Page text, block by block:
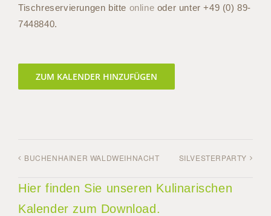
Tischreservierungen bitte online oder unter +49 (0) 89-
7448840.
ZUM KALENDER HINZUFÜGEN
BUCHENHAINER WALDWEIHNACHT SILVESTERPARTY
Hier finden Sie unseren Kulinarischen
Kalender zum Download.